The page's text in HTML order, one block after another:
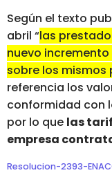
Según el texto
abril “las
nuevo
sobre los mismos
referencia los
conformidad con
por lo que las
empresa
Resolucion-2393-